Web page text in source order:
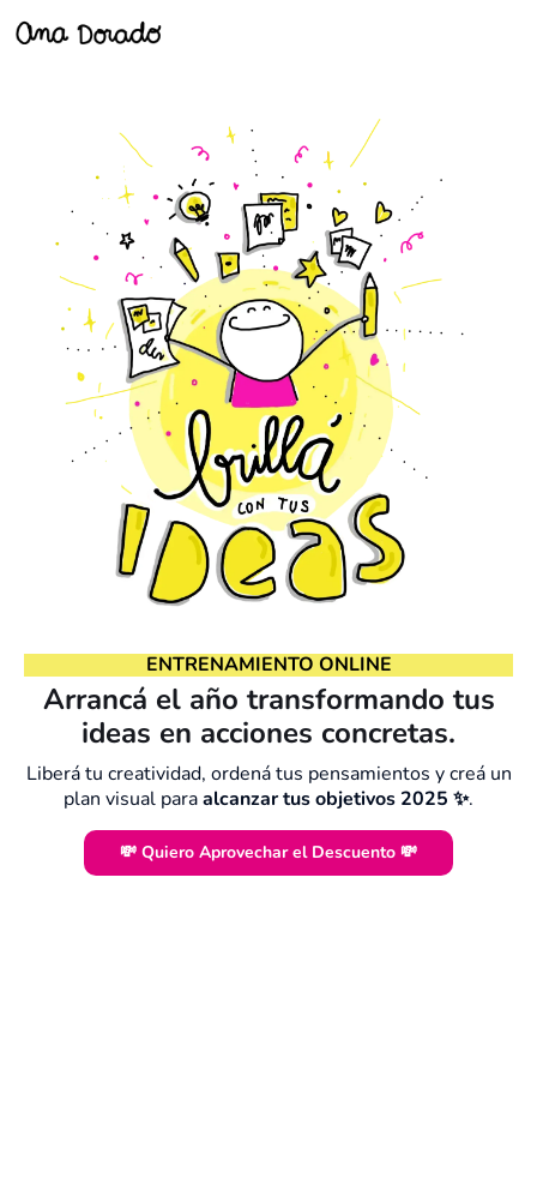
ENTRENAMIENTO ONLINE
Arrancá el año transformando tus
ideas en acciones concretas.
Liberá tu creatividad, ordená tus pensamientos y creá un
plan visual paraalcanzar tus objetivos 2025 ✨.
💸 Quiero Aprovechar el Descuento 💸